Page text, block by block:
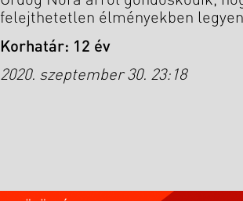
felejthetetlen élményekben
Korhatár: 12 év
2020. szeptember 30. 23:18